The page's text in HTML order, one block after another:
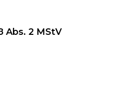
Abs. 2 MStV